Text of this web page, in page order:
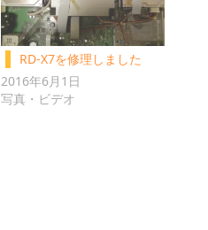
RD-X7を修理しました
2016年6月1日
写真・ビデオ